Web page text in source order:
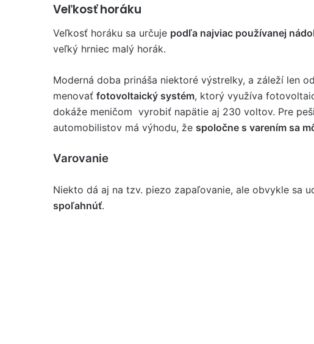
Veľkosť horáku
Veľkosť horáku sa určuje podľa najviac používanej
veľký hrniec malý horák.
Moderná doba prináša niektoré výstrelky, a záleží len
menovať fotovoltaický systém, ktorý využíva
dokáže meničom vyrobiť napätie aj 230 voltov. Pre
automobilistov má výhodu, že spoločne s varením sa
Varovanie
Niekto dá aj na tzv. piezo zapaľovanie, ale obvykle sa
spoľahnúť.